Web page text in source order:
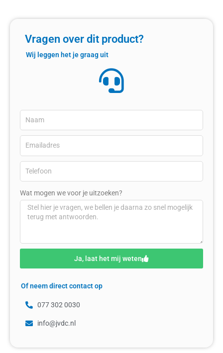
Vragen over dit product?
Wij leggen het je graag uit
Wat mogen we voor je uitzoeken?
Ja, laat het mij weten
Of neem direct contact op
077 302 0030
info@jvdc.nl